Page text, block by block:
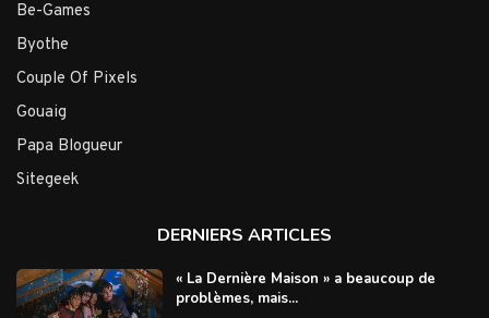
Be-Games
Byothe
Couple Of Pixels
Gouaig
Papa Blogueur
Sitegeek
DERNIERS ARTICLES
« La Dernière Maison » a beaucoup de
problèmes, mais...